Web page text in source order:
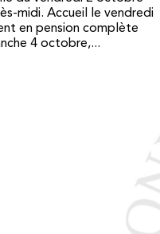
midi. Accueil le vendredi
en pension complète
4 octobre,...